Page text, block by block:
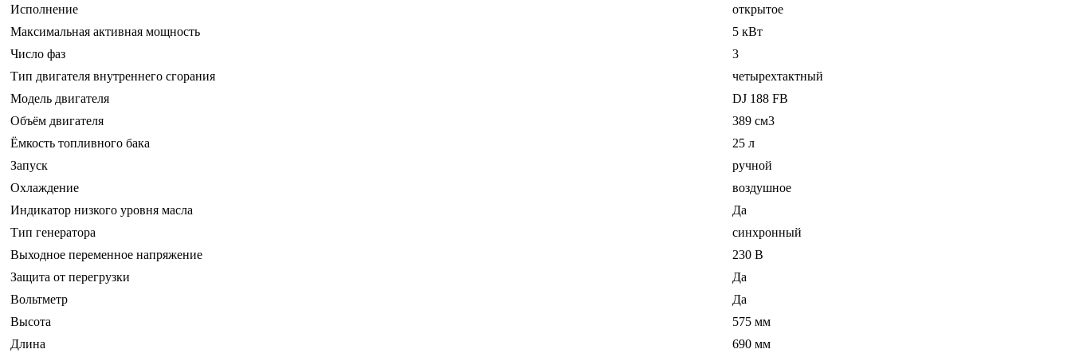
Исполнение
открытое
Максимальная активная мощность
5 кВт
Число фаз
3
Тип двигателя внутреннего сгорания
четырехтактный
Модель двигателя
DJ 188 FB
Объём двигателя
389 см3
Ёмкость топливного бака
25 л
Запуск
ручной
Охлаждение
воздушное
Индикатор низкого уровня масла
Да
Тип генератора
синхронный
Выходное переменное напряжение
230 В
Защита от перегрузки
Да
Вольтметр
Да
Высота
575 мм
Длина
690 мм